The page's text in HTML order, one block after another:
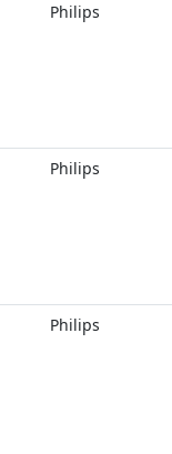
Philips
Philips
Philips